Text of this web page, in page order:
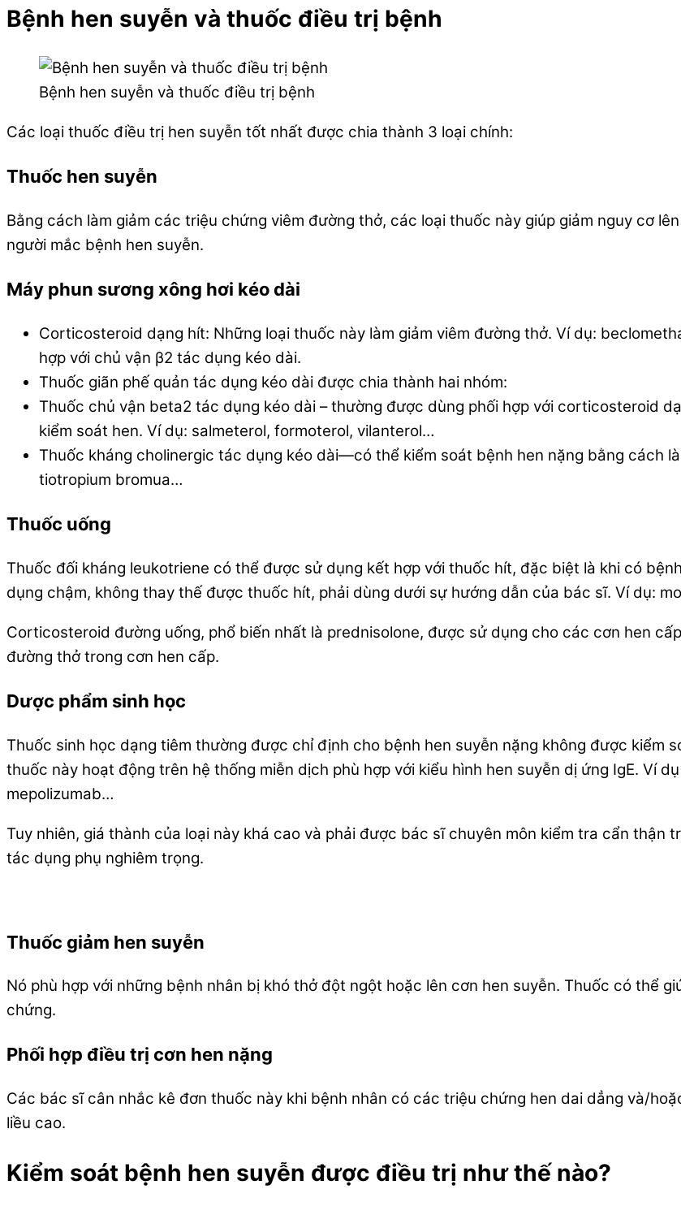
Bệnh hen suyễn và thuốc điều trị bệnh
Bệnh hen suyễn và thuốc điều trị bệnh
Các loại thuốc điều trị hen suyễn tốt nhất được chia thành 3 loại chính:
Thuốc hen suyễn
Bằng cách làm giảm các triệu chứng viêm đường thở, các loại thuốc này giúp giảm nguy cơ
người mắc bệnh hen suyễn.
Máy phun sương xông hơi kéo dài
Corticosteroid dạng hít: Những loại thuốc này làm giảm viêm đường thở. Ví dụ:
hợp với chủ vận β2 tác dụng kéo dài.
Thuốc giãn phế quản tác dụng kéo dài được chia thành hai nhóm:
Thuốc chủ vận beta2 tác dụng kéo dài – thường được dùng phối hợp với corticosteroid
kiểm soát hen. Ví dụ: salmeterol, formoterol, vilanterol…
Thuốc kháng cholinergic tác dụng kéo dài—có thể kiểm soát bệnh hen nặng bằng cách
tiotropium bromua…
Thuốc uống
Thuốc đối kháng leukotriene có thể được sử dụng kết hợp với thuốc hít, đặc biệt là khi có
dụng chậm, không thay thế được thuốc hít, phải dùng dưới sự hướng dẫn của bác sĩ. Ví dụ:
Corticosteroid đường uống, phổ biến nhất là prednisolone, được sử dụng cho các cơn hen
đường thở trong cơn hen cấp.
Dược phẩm sinh học
Thuốc sinh học dạng tiêm thường được chỉ định cho bệnh hen suyễn nặng không được kiểm
thuốc này hoạt động trên hệ thống miễn dịch phù hợp với kiểu hình hen suyễn dị ứng IgE. Ví
mepolizumab…
Tuy nhiên, giá thành của loại này khá cao và phải được bác sĩ chuyên môn kiểm tra cẩn
tác dụng phụ nghiêm trọng.
Thuốc giảm hen suyễn
Nó phù hợp với những bệnh nhân bị khó thở đột ngột hoặc lên cơn hen suyễn. Thuốc có thể
chứng.
Phối hợp điều trị cơn hen nặng
Các bác sĩ cân nhắc kê đơn thuốc này khi bệnh nhân có các triệu chứng hen dai dẳng và/
liều cao.
Kiểm soát bệnh hen suyễn được điều trị như thế nào?